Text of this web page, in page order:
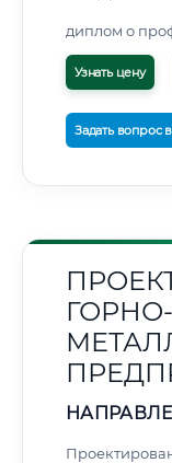
диплом о
Узнать цену
Задать вопрос
ГОРНО-